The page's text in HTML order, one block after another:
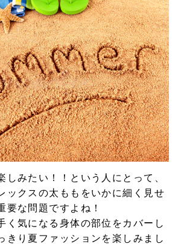
しみたい！！という人にとって、
ックスの太ももをいかに細く見せ
要な問題ですよね！
く気になる身体の部位をカバーし
り夏ファッションを楽しみまし